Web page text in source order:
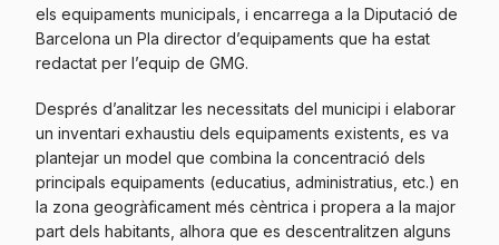
els equipaments municipals, i encarrega a la Diputació de
Barcelona un Pla director d’equipaments que ha estat
redactat per l’equip de GMG.
Després d’analitzar les necessitats del municipi i elaborar
un inventari exhaustiu dels equipaments existents, es va
plantejar un model que combina la concentració dels
principals equipaments (educatius, administratius, etc.) en
la zona geogràficament més cèntrica i propera a la major
part dels habitants, alhora que es descentralitzen alguns